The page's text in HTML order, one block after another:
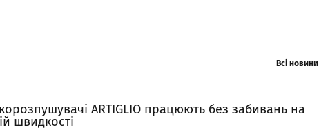
Всі новини
ARTIGLIO працюють без забивань на
швидкості